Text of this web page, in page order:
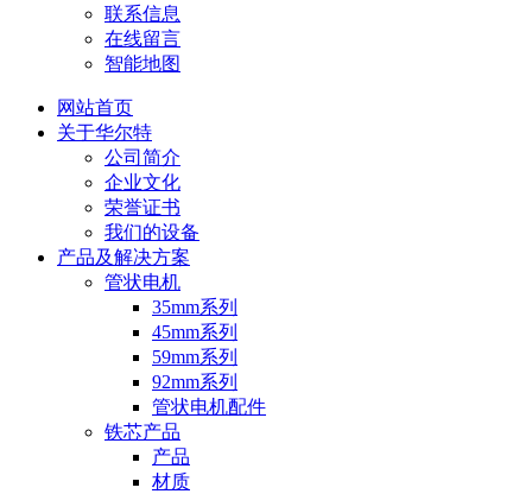
联系信息
在线留言
智能地图
网站首页
关于华尔特
公司简介
企业文化
荣誉证书
我们的设备
产品及解决方案
管状电机
35mm系列
45mm系列
59mm系列
92mm系列
管状电机配件
铁芯产品
产品
材质